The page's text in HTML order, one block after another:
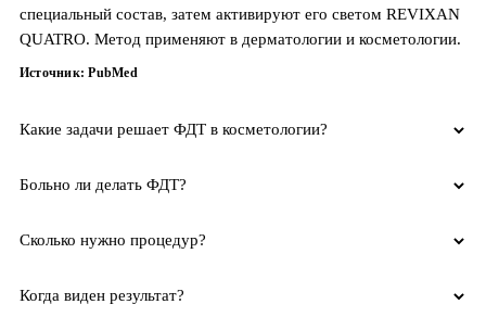
специальный состав, затем активируют его светом REVIXAN
QUATRO. Метод применяют в дерматологии и косметологии.
Источник: PubMed
Какие задачи решает ФДТ в косметологии?
Больно ли делать ФДТ?
Сколько нужно процедур?
Когда виден результат?